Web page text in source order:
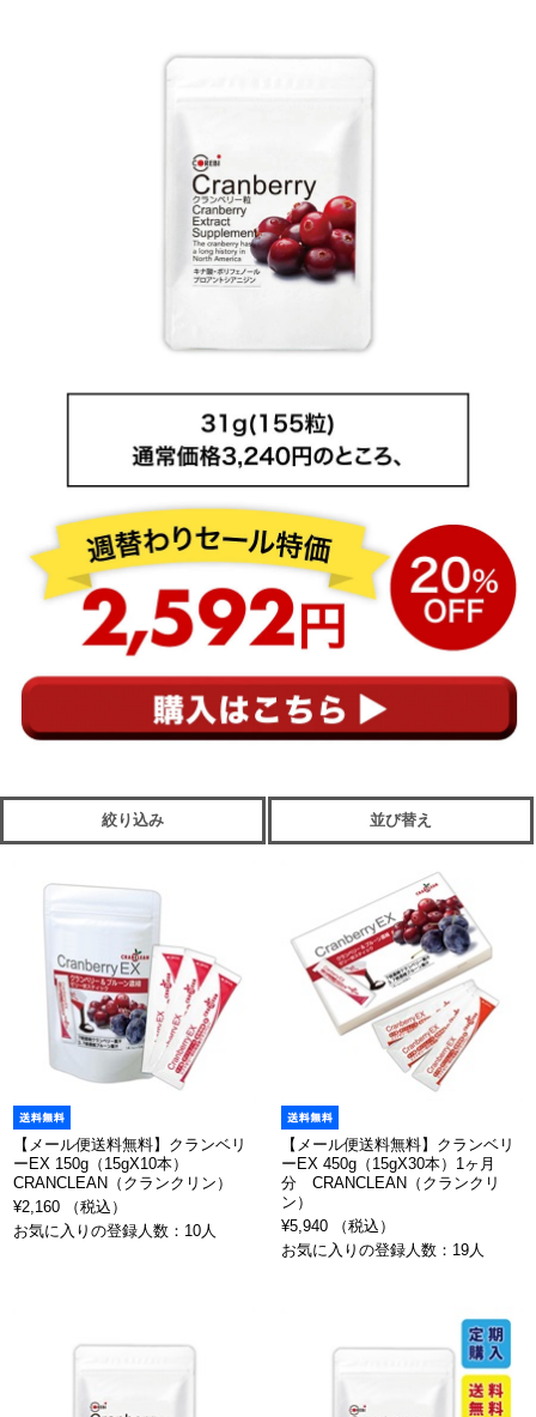
絞り込み 並び替え
【メール便送料無料】クランベリ
ーEX 150g（15gX10本）
CRANCLEAN（クランクリン）
¥2,160 （税込）
お気に入りの登録人数：10人
【メール便送料無料】クランベリ
ーEX 450g（15gX30本）1ヶ月
分 CRANCLEAN（クランクリ
ン）
¥5,940 （税込）
お気に入りの登録人数：19人